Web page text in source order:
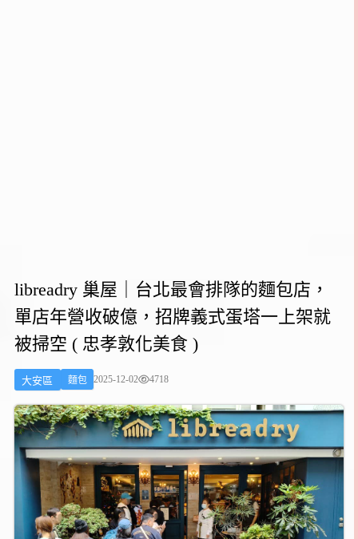
libreadry 巢屋｜台北最會排隊的麵包店，
單店年營收破億，招牌義式蛋塔一上架就
被掃空 ( 忠孝敦化美食 )
大安區 麵包 2025-12-02 4718